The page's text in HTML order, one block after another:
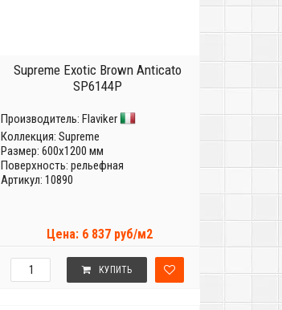
Supreme Exotic Brown Anticato
SP6144P
Производитель: Flaviker
Коллекция: Supreme
Размер: 600x1200 мм
Поверхность: рельефная
Артикул: 10890
Цена: 6 837 руб/м2
КУПИТЬ